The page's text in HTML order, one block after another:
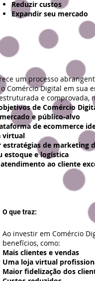
Reduzir custos
Expandir seu mercado
um processo
Comércio Digital em sua
e comprovada,
de Comércio
e público-alvo
de ecommerce
virtual
de marketing
estoque e logística
ao cliente
O que traz:
Ao investir em Comércio
benefícios, como:
Mais clientes e vendas
Uma loja virtual
Maior fidelização dos